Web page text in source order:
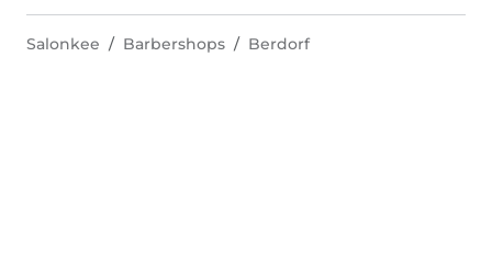
Salonkee Barbershops Berdorf